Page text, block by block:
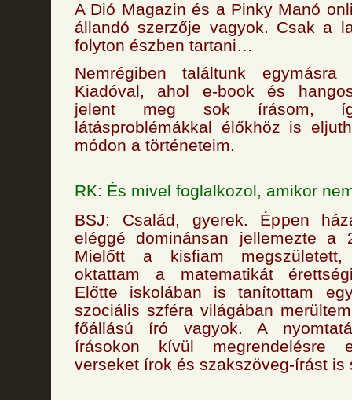
A Dió Magazin és a Pinky Manó
állandó szerzője vagyok. Csak a
folyton észben tartani…
Nemrégiben találtunk
Kiadóval, ahol e-book és
jelent meg sok írásom,
látásproblémákkal élőkhöz is
módon a történeteim.
RK: És mivel foglalkozol, amikor
BSJ: Család, gyerek. Éppen
eléggé dominánsan jellemezte a
Mielőtt a kisfiam megszületett,
oktattam a matematikát
Előtte iskolában is tanítottam
szociális szféra világában
főállású író vagyok. A
írásokon kívül megrendelésre
verseket írok és szakszöveg-írást is